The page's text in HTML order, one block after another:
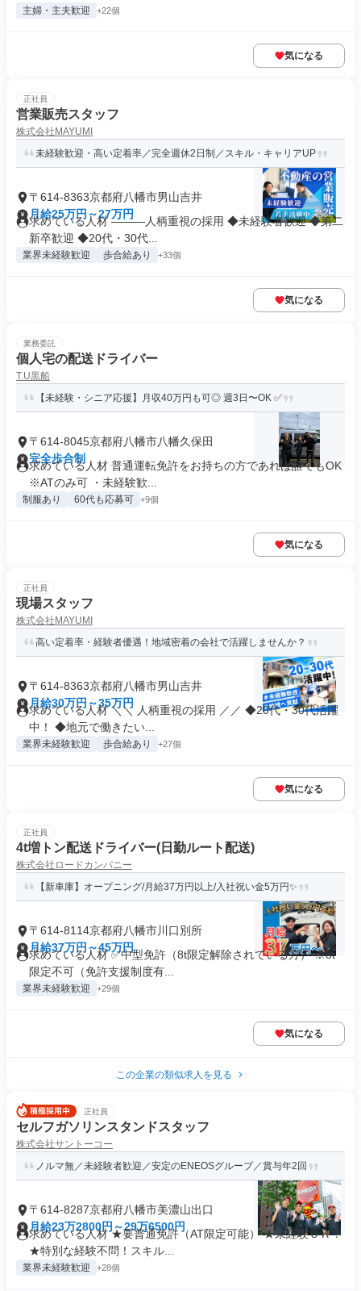
主婦・主夫歓迎 +22個
気になる
正社員
営業販売スタッフ
株式会社MAYUMI
未経験歓迎・高い定着率／完全週休2日制／スキル・キャリアUP
〒614-8363京都府八幡市男山吉井
月給25万円～27万円
求めている人材 ―――人柄重視の採用 ◆未経験者歓迎 ◆第二
新卒歓迎 ◆20代・30代...
業界未経験歓迎 歩合給あり +33個
気になる
業務委託
個人宅の配送ドライバー
T.U黒船
【未経験・シニア応援】月収40万円も可◎ 週3日〜OK ✅
〒614-8045京都府八幡市八幡久保田
完全歩合制
求めている人材 普通運転免許をお持ちの方であれば誰でもOK
※ATのみ可 ・未経験歓...
制服あり 60代も応募可 +9個
気になる
正社員
現場スタッフ
株式会社MAYUMI
高い定着率・経験者優遇！地域密着の会社で活躍しませんか？
〒614-8363京都府八幡市男山吉井
月給30万円～35万円
求めている人材 ＼＼ 人柄重視の採用 ／／ ◆20代・30代活躍
中！ ◆地元で働きたい...
業界未経験歓迎 歩合給あり +27個
気になる
正社員
4t増トン配送ドライバー(日勤ルート配送)
株式会社ロードカンパニー
【新車庫】オープニング/月給37万円以上/入社祝い金5万円✨
〒614-8114京都府八幡市川口別所
月給37万円～45万円
求めている人材 ✅中型免許（8t限定解除されている方） ※8t
限定不可（免許支援制度有...
業界未経験歓迎 +29個
気になる
この企業の類似求人を見る
正社員
セルフガソリンスタンドスタッフ
株式会社サントーコー
ノルマ無／未経験者歓迎／安定のENEOSグループ／賞与年2回
〒614-8287京都府八幡市美濃山出口
月給23万2800円～29万6500円
求めている人材 ★要普通免許（AT限定可能） ★未経験ＯＫ！
★特別な経験不問！スキル...
業界未経験歓迎 +28個